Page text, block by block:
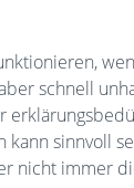
schnell
kann sinnvoll
nicht immer